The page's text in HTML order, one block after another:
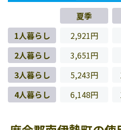
夏季
1人暮らし
2,921円
2人暮らし
3,651円
3人暮らし
5,243円
4人暮らし
6,148円